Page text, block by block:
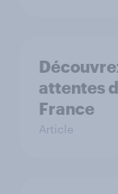
attentes
France
Article